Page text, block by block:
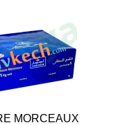
MORCEAUX